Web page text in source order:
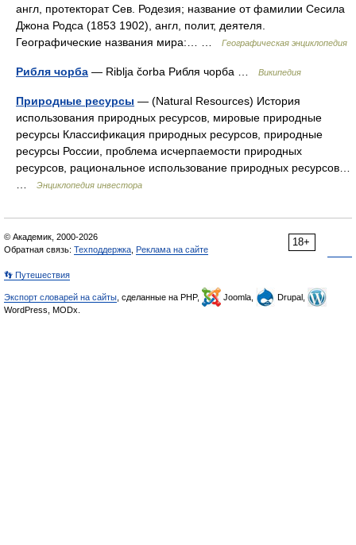
англ, протекторат Сев. Родезия; название от фамилии Сесила
Джона Родса (1853 1902), англ, полит, деятеля.
Географические названия мира:… …
Географическая энциклопедия
Рибля чорба — Riblja čorba Рибля чорба … Википедия
Природные ресурсы — (Natural Resources) История
использования природных ресурсов, мировые природные
ресурсы Классификация природных ресурсов, природные
ресурсы России, проблема исчерпаемости природных
ресурсов, рациональное использование природных ресурсов…
…
Энциклопедия инвестора
18+
© Академик, 2000-2026
Обратная связь: Техподдержка, Реклама на сайте
👣 Путешествия
Экспорт словарей на сайты, сделанные на PHP, Joomla,
Drupal,
WordPress, MODx.